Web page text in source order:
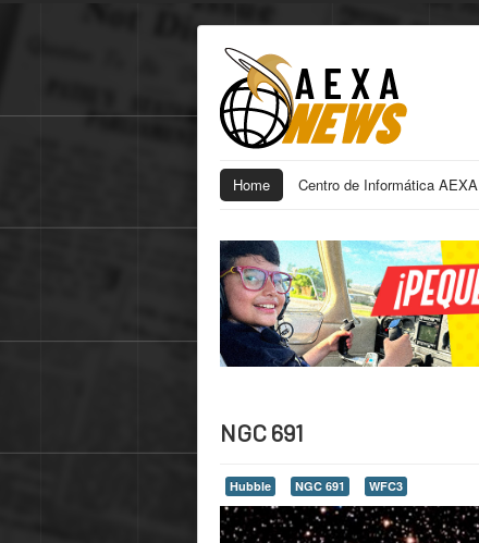
Home Centro de Informática AEXA
NGC 691
Hubble NGC 691 WFC3